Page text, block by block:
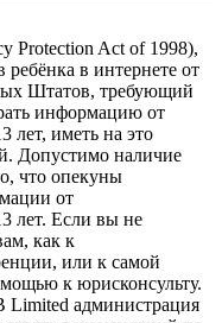
Protection Act of 1998),
в интернете от
Штатов, требующий
информацию от
лет, иметь на это
Допустимо наличие
что опекуны
от
лет. Если вы не
как к
или к самой
к юрисконсульту.
Limited администрация